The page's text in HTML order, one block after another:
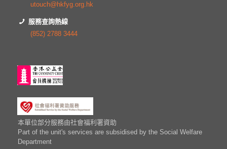
utouch@hkfyg.org.hk
服務查詢熱線
(852) 2788 3444
本單位部分服務由社會福利署資助
Part of the unit's services are subsidised by the Social Welfare
Department